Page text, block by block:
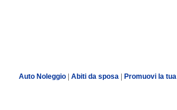
Auto Noleggio| Abiti da sposa| Promuovi la